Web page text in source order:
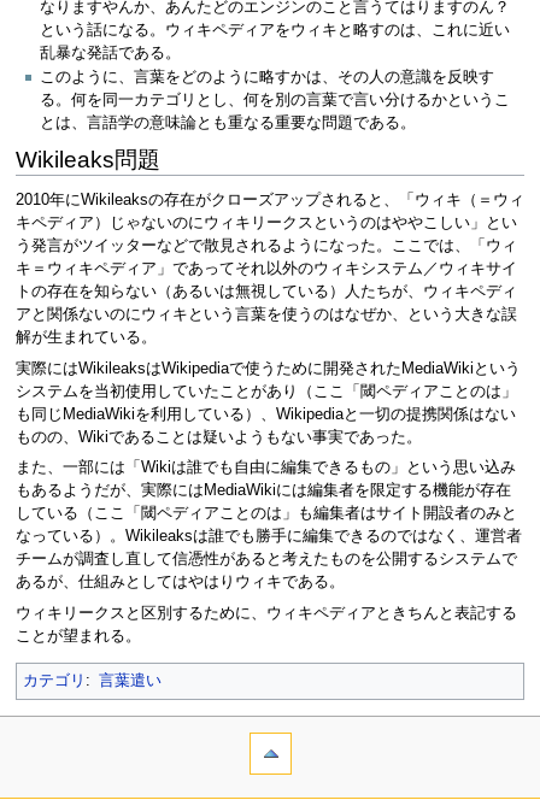
なりますやんか、あんたどのエンジンのこと言うてはりますのん？
という話になる。ウィキペディアをウィキと略すのは、これに近い
乱暴な発話である。
このように、言葉をどのように略すかは、その人の意識を反映す
る。何を同一カテゴリとし、何を別の言葉で言い分けるかというこ
とは、言語学の意味論とも重なる重要な問題である。
Wikileaks問題
2010年にWikileaksの存在がクローズアップされると、「ウィキ（＝ウィ
キペディア）じゃないのにウィキリークスというのはややこしい」とい
う発言がツイッターなどで散見されるようになった。ここでは、「ウィ
キ＝ウィキペディア」であってそれ以外のウィキシステム／ウィキサイ
トの存在を知らない（あるいは無視している）人たちが、ウィキペディ
アと関係ないのにウィキという言葉を使うのはなぜか、という大きな誤
解が生まれている。
実際にはWikileaksはWikipediaで使うために開発されたMediaWikiという
システムを当初使用していたことがあり（ここ「閾ペディアことのは」
も同じMediaWikiを利用している）、Wikipediaと一切の提携関係はない
ものの、Wikiであることは疑いようもない事実であった。
また、一部には「Wikiは誰でも自由に編集できるもの」という思い込み
もあるようだが、実際にはMediaWikiには編集者を限定する機能が存在
している（ここ「閾ペディアことのは」も編集者はサイト開設者のみと
なっている）。Wikileaksは誰でも勝手に編集できるのではなく、運営者
チームが調査し直して信憑性があると考えたものを公開するシステムで
あるが、仕組みとしてはやはりウィキである。
ウィキリークスと区別するために、ウィキペディアときちんと表記する
ことが望まれる。
カテゴリ : 言葉遣い